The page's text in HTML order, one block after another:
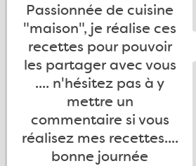
Passionnée de cuisine
"maison", je réalise ces
recettes pour pouvoir
les partager avec vous
.... n'hésitez pas à y
mettre un
commentaire si vous
réalisez mes recettes....
bonne journée